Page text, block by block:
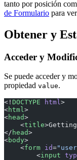
tanto por posición
de Formulario para
Obtener y
Acceder y
Se puede acceder y
propiedad value.
<! DOCTYPE html>
<html>
<head>
    <
title
</ head>
<body>
    <
form id=
        <
input